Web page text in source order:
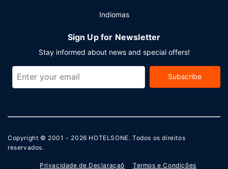
Indiomas
Sign Up for Newsletter
Stay informed about news and special offers!
Subscribe
Copyright © 2001 - 2026 HOTELSONE. Todos os direitos
reservados.
Privacidade de Declaraçaõ Termos e Condições